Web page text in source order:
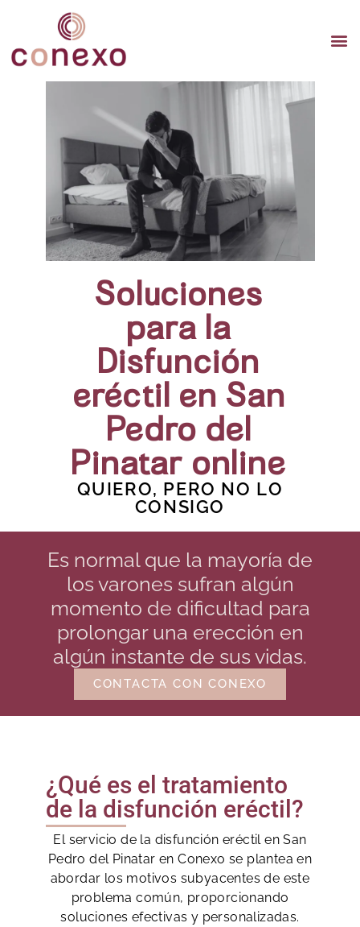
Soluciones
para la
Disfunción
eréctil en San
Pedro del
Pinatar online
QUIERO, PERO NO LO
CONSIGO
Es normal que la mayoría de
los varones sufran algún
momento de dificultad para
prolongar una erección en
algún instante de sus vidas.
CONTACTA CON CONEXO
¿Qué es el tratamiento
de la disfunción eréctil?
El servicio de la disfunción eréctil en San
Pedro del Pinatar en Conexo se plantea en
abordar los motivos subyacentes de este
problema común, proporcionando
soluciones efectivas y personalizadas.